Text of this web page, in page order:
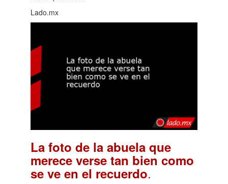
Lado.mx
La foto de la abuela que
merece verse tan bien como
se ve en el recuerdo.